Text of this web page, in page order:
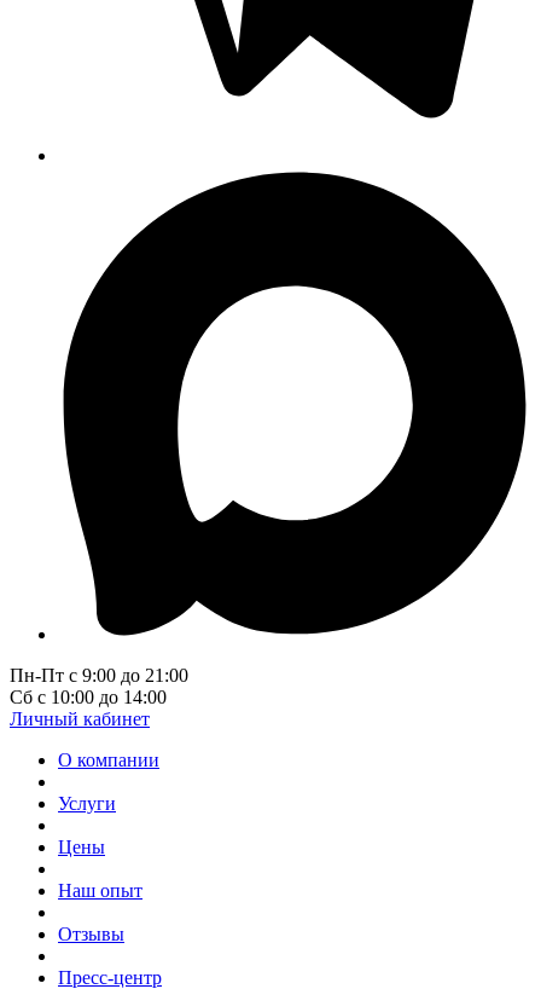
Пн-Пт с 9:00 до 21:00
Сб с 10:00 до 14:00
Личный кабинет
О компании
Услуги
Цены
Наш опыт
Отзывы
Пресс-центр